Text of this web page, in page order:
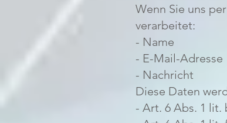
Wenn Sie uns
verarbeitet:
- Name
- E-Mail-Adresse
- Nachricht
Diese Daten
- Art. 6 Abs. 1 lit.